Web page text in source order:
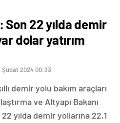
Son 22 yılda demir
dolar yatırım
Şubat 2024 00:33
demir yolu bakım araçları
ve Altyapı Bakanı
yılda demir yollarına 22,1